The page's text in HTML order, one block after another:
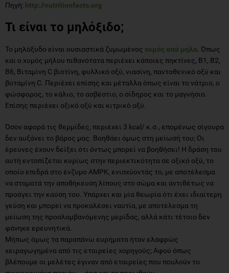
Πηγή: http://nutritionfacts.org
Τι είναι το μηλόξιδο;
Το μηλόξυδο είναι ουσιαστικά ζυμωμένος χυμός από μήλα . Όπως
και ο χυμός μήλου πιθανότατα περιέχει κάποιες πηκτίνες, Β1, Β2,
Β6, Βιταμίνη C βιοτίνη, φυλλικό οξύ, νιασίνη, παντοθενικό οξύ και
βοταμίνη C. Περιέχει επίσης και μέταλλα όπως είναι το νάτριο, ο
φώσφορος, το κάλιο, το ασβέστιο, ο σίδηρος και το μαγνήσιο.
Επίσης περιέχει οξικό οξύ και κιτρικό οξύ.
Όσον αφορά τις θερμίδες, περιέχει 3 kcal/ κ.σ., επομένως σίγουρα
δεν αυξάνει το βάρος μας. Βοηθάει όμως στη μείωσή του; Οι
έρευνες έχουν δείξει ότι όντως μπορεί να βοηθήσει! Η δράση του
αυτή εντοπίζεται κυρίως στην περιεκτικότητα σε οξικό οξύ, το
οποίο επιδρά στο ένζυμο AMPK, ενισχύοντάς το, με αποτέλεσμα
να σταματά την αποθήκευση λίπους στο σώμα και αντιθέτως να
προάγει την καύση του. Υπάρχει και μία θεωρία ότι έχει ιδιαίτερη
γεύση και μπορεί να προκαλέσει ναυτία, με αποτέλεσμα τη
μείωση της προσλαμβανόμενης μερίδας, αλλά κάτι τέτοιο δεν
φάνηκε ερευνητικά.
Μήπως όμως τα παραπάνω ευρήματα ήταν ελαφρώς
χειραγωγημένα από τις εταιρείες χορηγούς; Αφού όπως
βλέπουμε οι μελέτες έγιναν από εταιρείες που πουλούν το